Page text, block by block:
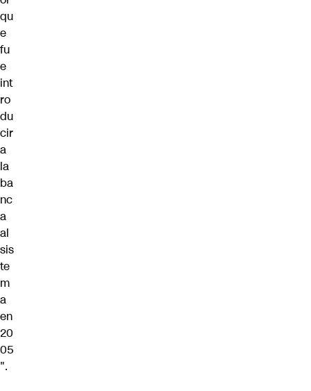
qu
e
fu
e
int
ro
du
cir
a
la
ba
nc
a
al
sis
te
m
a
en
20
05
".